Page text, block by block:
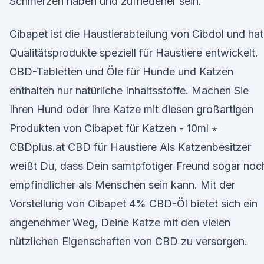
Cibapet ist die Haustierabteilung von Cibdol und hat
Qualitätsprodukte speziell für Haustiere entwickelt.
CBD-Tabletten und Öle für Hunde und Katzen
enthalten nur natürliche Inhaltsstoffe. Machen Sie
Ihren Hund oder Ihre Katze mit diesen großartigen
Produkten von Cibapet für Katzen - 10ml ⋆
CBDplus.at CBD für Haustiere Als Katzenbesitzer
weißt Du, dass Dein samtpfotiger Freund sogar
empfindlicher als Menschen sein kann. Mit der
Vorstellung von Cibapet 4% CBD-Öl bietet sich ein
angenehmer Weg, Deine Katze mit den vielen
nützlichen Eigenschaften von CBD zu versorgen.